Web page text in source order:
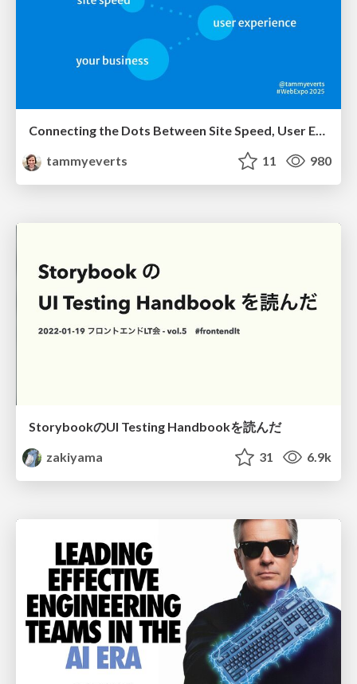
Connecting the Dots Between Site Speed, User Experience & Your Business [WebExpo 2025]
tammyeverts
11 980
StorybookのUI Testing Handbookを読んだ
zakiyama
31 6.9k